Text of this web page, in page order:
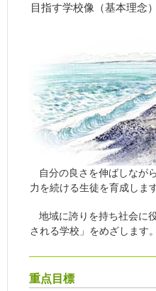
目指す学校像（基本理念）
自分の良さを伸ばしなが
力を続ける生徒を育成します
地域に誇りを持ち社会に
される学校」をめざします。
重点目標